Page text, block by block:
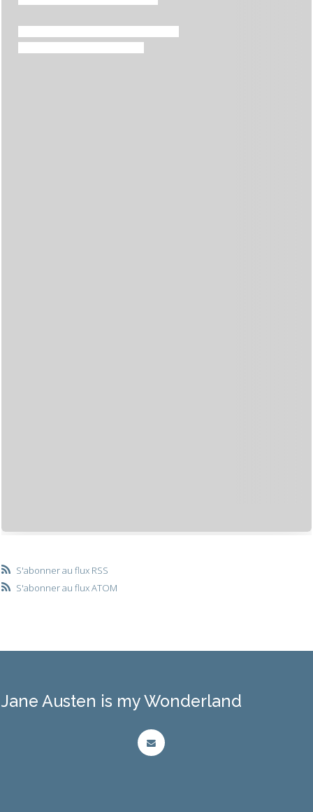
S'abonner au flux RSS
S'abonner au flux ATOM
Jane Austen is my Wonderland